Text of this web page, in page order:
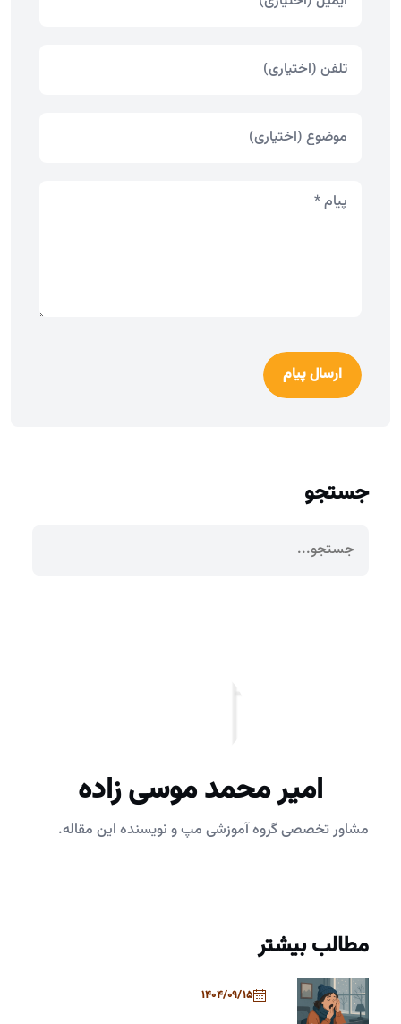
ارسال پیام
جستجو
امیر محمد موسی زاده
مشاور تخصصی گروه آموزشی مپ و نویسنده این مقاله.
مطالب بیشتر
1404/09/15